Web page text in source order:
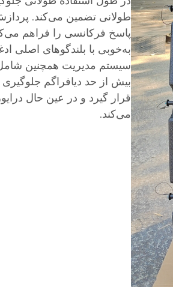
پاسخ فرکانسی را فراهم
به‌خوبی با بلندگوهای اصلی
سیستم مدیریت همچنین
بیش از حد دیافراگم
قرار گیرد و در عین حال
می‌کند.